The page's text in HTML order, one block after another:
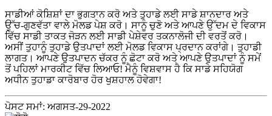
ਸਾਡੀਆਂ ਕੋਸ਼ਿਸ਼ਾਂ ਦਾ ਭੁਗਤਾਨ ਕਰੋ ਅਤੇ ਤੁਹਾਡੇ ਲਈ ਸਾਡੇ ਸ਼ਾਨਦਾਰ ਅਤੇ
ਉੱਚ-ਗੁਣਵੱਤਾ ਵਾਲੇ ਮੋਲਡ ਪੇਸ਼ ਕਰੋ। ਸਾਨੂੰ ਚੁਣੋ ਅਤੇ ਆਪਣੇ ਉੱਦਮ ਦੇ ਵਿਕਾਸ
ਵਿੱਚ ਸਾਡੀ ਤਾਕਤ ਜੋੜਨ ਲਈ ਸਾਡੀ ਪੇਸ਼ੇਵਰ ਤਕਨਾਲੋਜੀ ਦੀ ਵਰਤੋਂ ਕਰੋ।
ਅਸੀਂ ਤੁਹਾਨੂੰ ਤੁਹਾਡੇ ਉਤਪਾਦਾਂ ਲਈ ਮੋਲਡ ਵਿਕਾਸ ਪ੍ਰਦਾਨ ਕਰਾਂਗੇ। ਤੁਹਾਡੀ
ਲਾਗਤ। ਆਪਣੇ ਉਤਪਾਦਨ ਚੱਕਰ ਨੂੰ ਛੋਟਾ ਕਰੋ ਅਤੇ ਆਪਣੇ ਉਤਪਾਦਾਂ ਨੂੰ ਸਮੇਂ
ਤੋਂ ਪਹਿਲਾਂ ਮਾਰਕੀਟ ਵਿੱਚ ਲਿਆਓ! ਮੈਨੂੰ ਵਿਸ਼ਵਾਸ ਹੈ ਕਿ ਸਾਡੇ ਸਹਿਯੋਗ
ਅਧੀਨ ਤੁਹਾਡਾ ਕਾਰੋਬਾਰ ਹੋਰ ਖੁਸ਼ਹਾਲ ਹੋਵੇਗਾ!
ਪੋਸਟ ਸਮਾਂ: ਅਗਸਤ-29-2022